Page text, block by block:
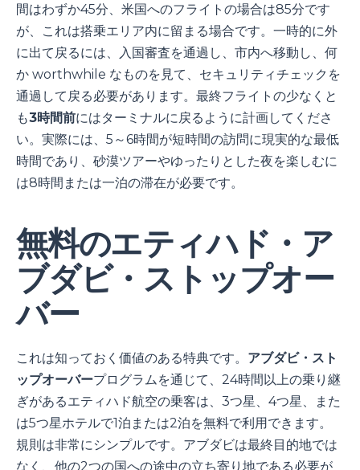
間はわずか45分、米国へのフライトの場合は85分です
が、これは搭乗エリア内に留まる場合です。一時的に外
に出て戻るには、入国審査を通過し、市内へ移動し、何
か worthwhile なものを見て、セキュリティチェックを
通過して戻る必要があります。最終フライトの少なくと
も3時間前にはターミナルに戻るように計画してくださ
い。実際には、5～6時間が短時間の訪問に現実的な最低
時間であり、砂漠ツアーやゆったりとした夜を楽しむに
は8時間または一泊の滞在が必要です。
無料のエティハド・ア
ブダビ・ストップオー
バー
これは知っておく価値のある特典です。 アブダビ・スト
ップオーバープログラムを通じて、24時間以上の乗り継
ぎがあるエティハド航空の乗客は、3つ星、4つ星、また
は5つ星ホテルで1泊または2泊を無料で利用できます。
規則は非常にシンプルです。アブダビは最終目的地では
なく、他の2つの国への途中の立ち寄り地である必要が